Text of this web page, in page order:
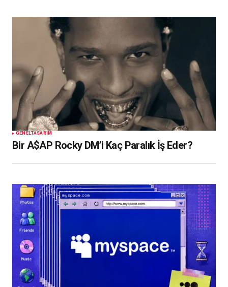
GENELTASARIM
Bir A$AP Rocky DM’i Kaç Paralık İş Eder?